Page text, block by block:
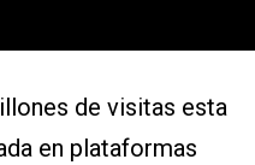
de visitas esta
en plataformas